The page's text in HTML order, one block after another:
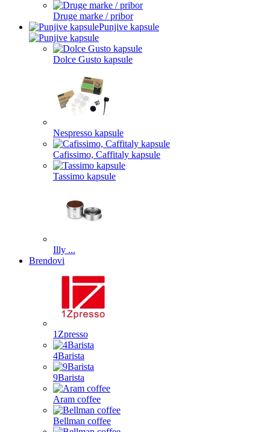
Druge marke / pribor
Punjive kapsule
Dolce Gusto kapsule
Nespresso kapsule
Cafissimo, Caffitaly kapsule
Tassimo kapsule
Illy ...
Brendovi
1Zpresso
4Barista
9Barista
Aram coffee
Bellman coffee